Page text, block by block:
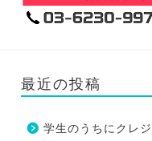
最近の投稿
学生のうちにクレ